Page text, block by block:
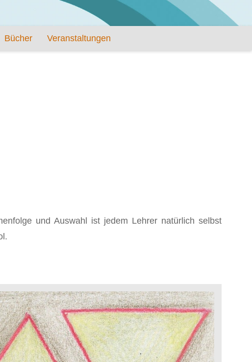
Bücher Veranstaltungen
und Auswahl ist jedem Lehrer natürlich selbst